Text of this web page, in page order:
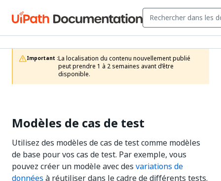
Important :La localisation du contenu nouvellement publié
peut prendre 1 à 2 semaines avant d’être
disponible.
Modèles de cas de test
Utilisez des modèles de cas de test comme modèles
de base pour vos cas de test. Par exemple, vous
pouvez créer un modèle avec des variations de
données à réutiliser dans le cadre de différents tests.